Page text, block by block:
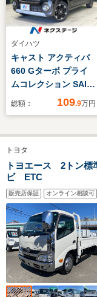
ダイハツ
キャスト アクティバ
660 Gターボ プライ
ムコレクション SAIII
4WD 4WD SDナ
禁煙車 ハーフレザー
シート コーナーセン
サー スマートキー
LEDヘッド ETC 純
正15インチアルミ
オートハイビーム 車
線逸脱警報
総額： 109.9万円
トヨタ
トヨエース 2トン
ビ ETC
販売店保証 オンライン相談可